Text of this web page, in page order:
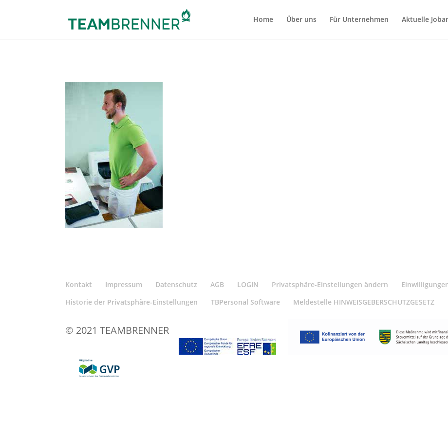
Home Über uns Für Unternehmen Aktuelle
Kontakt Impressum Datenschutz AGB LOGIN Privatsphäre-Einstellungen ändern
Historie der Privatsphäre-Einstellungen
TBPersonal Software Meldestelle HINWEISGEBERSCHUTZGESETZ
© 2021 TEAMBRENNER